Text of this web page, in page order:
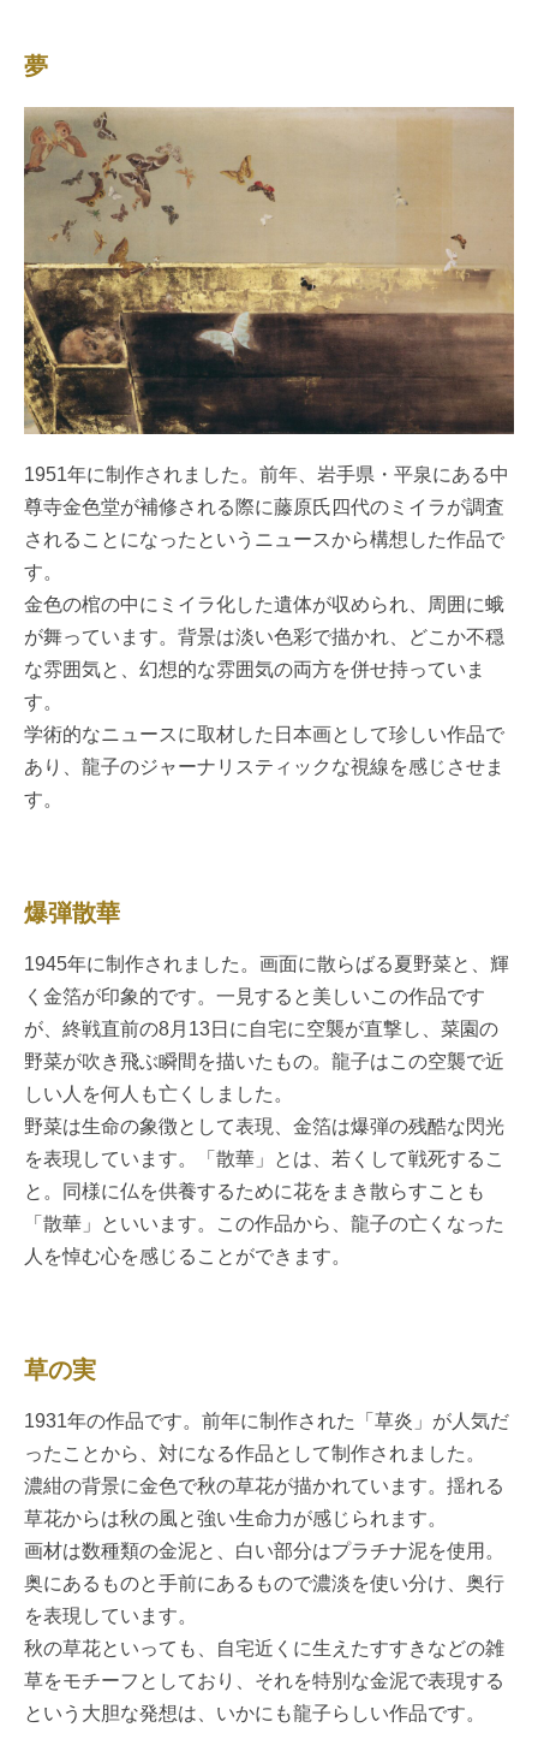
夢
1951年に制作されました。前年、岩手県・平泉にある中
尊寺金色堂が補修される際に藤原氏四代のミイラが調査
されることになったというニュースから構想した作品で
す。
金色の棺の中にミイラ化した遺体が収められ、周囲に蛾
が舞っています。背景は淡い色彩で描かれ、どこか不穏
な雰囲気と、幻想的な雰囲気の両方を併せ持っていま
す。
学術的なニュースに取材した日本画として珍しい作品で
あり、龍子のジャーナリスティックな視線を感じさせま
す。
爆弾散華
1945年に制作されました。画面に散らばる夏野菜と、輝
く金箔が印象的です。一見すると美しいこの作品です
が、終戦直前の8月13日に自宅に空襲が直撃し、菜園の
野菜が吹き飛ぶ瞬間を描いたもの。龍子はこの空襲で近
しい人を何人も亡くしました。
野菜は生命の象徴として表現、金箔は爆弾の残酷な閃光
を表現しています。「散華」とは、若くして戦死するこ
と。同様に仏を供養するために花をまき散らすことも
「散華」といいます。この作品から、龍子の亡くなった
人を悼む心を感じることができます。
草の実
1931年の作品です。前年に制作された「草炎」が人気だ
ったことから、対になる作品として制作されました。
濃紺の背景に金色で秋の草花が描かれています。揺れる
草花からは秋の風と強い生命力が感じられます。
画材は数種類の金泥と、白い部分はプラチナ泥を使用。
奥にあるものと手前にあるもので濃淡を使い分け、奥行
を表現しています。
秋の草花といっても、自宅近くに生えたすすきなどの雑
草をモチーフとしており、それを特別な金泥で表現する
という大胆な発想は、いかにも龍子らしい作品です。